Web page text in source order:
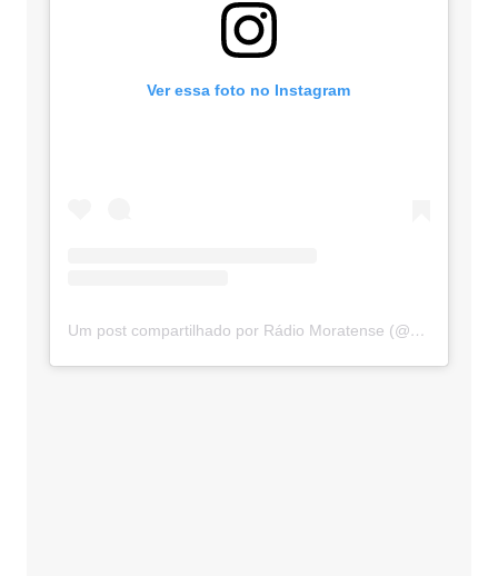
Ver essa foto no Instagram
Um post compartilhado por Rádio Moratense (@radio_moratense)